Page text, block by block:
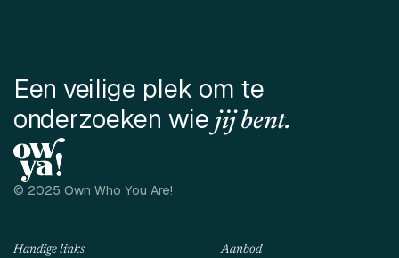
Een veilige plek om te
onderzoeken wie jij bent.
© 2025 Own Who You Are!
Handige links Aanbod